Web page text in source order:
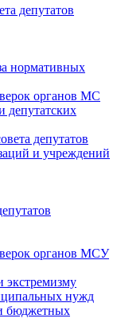
депутатов
нормативных
органов МС
депутатских
депутатов
и учреждений
органов МСУ
экстремизму
нужд
бюджетных